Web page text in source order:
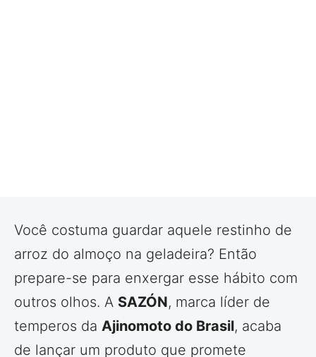
Você costuma guardar aquele restinho de
arroz do almoço na geladeira? Então
prepare-se para enxergar esse hábito com
outros olhos. A SAZÓN, marca líder de
temperos da Ajinomoto do Brasil, acaba
de lançar um produto que promete